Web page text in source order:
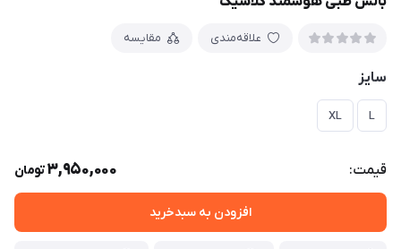
علاقه‌مندی مقایسه
سایز
L
XL
قیمت: 3,950,000تومان
افزودن به سبدخرید